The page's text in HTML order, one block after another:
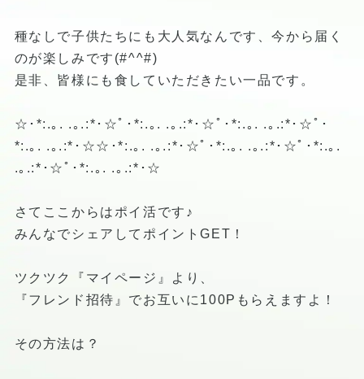
種なしで子供たちにも大人気なんです、今から届く
のが楽しみです(#^^#)
是非、皆様にも食していただきたい一品です。
☆･*:.｡. .｡.:*･☆ﾟ･*:.｡. .｡.:*･☆ﾟ･*:.｡. .｡.:*･☆ﾟ･
*:.｡. .｡.:*･☆☆･*:.｡. .｡.:*･☆ﾟ･*:.｡. .｡.:*･☆ﾟ･*:.｡.
.｡.:*･☆ﾟ･*:.｡. .｡.:*･☆
さてここからはポイ活です♪
みんなでシェアしてポイントGET！
ツクツク『マイページ』より、
『フレンド招待』でお互いに100Pもらえますよ！
その方法は？